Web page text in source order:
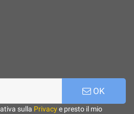
OK
sulla Privacye presto il mio